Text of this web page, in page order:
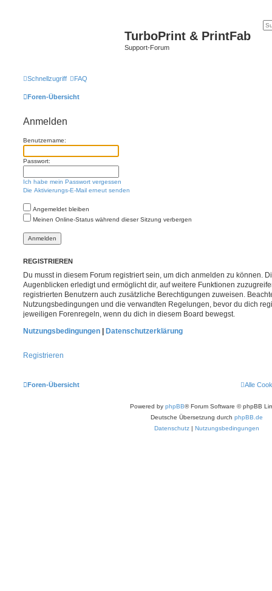
TurboPrint & PrintFab
Support-Forum
Schnellzugriff FAQ
Foren-Übersicht
Anmelden
Benutzername:
Passwort:
Ich habe mein Passwort vergessen
Die Aktivierungs-E-Mail erneut senden
Angemeldet bleiben
Meinen Online-Status während dieser Sitzung verbergen
REGISTRIEREN
Du musst in diesem Forum registriert sein, um dich anmelden zu können.
Augenblicken erledigt und ermöglicht dir, auf weitere Funktionen
registrierten Benutzern auch zusätzliche Berechtigungen zuweisen.
Nutzungsbedingungen und die verwandten Regelungen, bevor du dich
jeweiligen Forenregeln, wenn du dich in diesem Board bewegst.
Nutzungsbedingungen
Datenschutzerklärung
Registrieren
Foren-Übersicht Alle
Powered by phpBB® Forum Software © phpBB
Deutsche Übersetzung durch phpBB.de
Datenschutz | Nutzungsbedingungen